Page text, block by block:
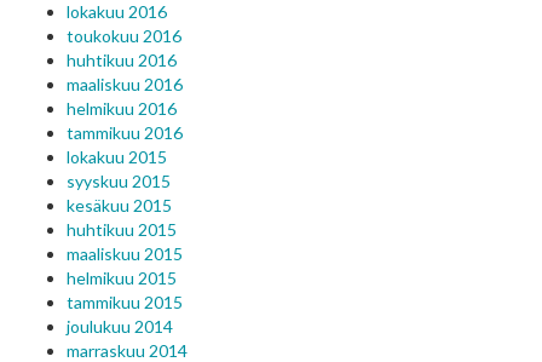
lokakuu 2016
toukokuu 2016
huhtikuu 2016
maaliskuu 2016
helmikuu 2016
tammikuu 2016
lokakuu 2015
syyskuu 2015
kesäkuu 2015
huhtikuu 2015
maaliskuu 2015
helmikuu 2015
tammikuu 2015
joulukuu 2014
marraskuu 2014